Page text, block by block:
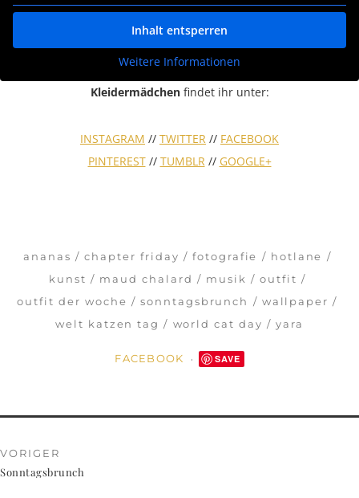
Inhalt entsperren
Weitere Informationen
Kleidermädchenfindet ihr unter:
INSTAGRAM // TWITTER // FACEBOOK
PINTEREST// TUMBLR// GOOGLE+
ananas chapter friday fotografie
hotlane
kunst
maud chalard musik
outfit
outfit der woche
sonntagsbrunch
wallpaper
welt katzen tag
world cat day yara
FACEBOOK SAVE
VORIGER
Sonntagsbrunch